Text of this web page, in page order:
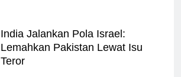
India Jalankan Pola Israel:
Lemahkan Pakistan Lewat Isu
Teror